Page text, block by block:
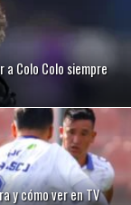
Colo Colo siempre
y cómo ver en TV